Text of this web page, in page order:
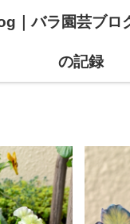
｜バラ園芸ブロ
の記録